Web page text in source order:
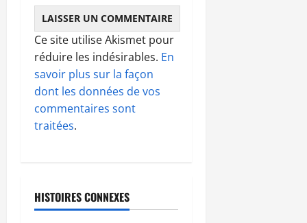
Ce site utilise Akismet pour
réduire les indésirables. En
savoir plus sur la façon
dont les données de vos
commentaires sont
traitées.
HISTOIRES CONNEXES
A LA UNE
MEDIAS